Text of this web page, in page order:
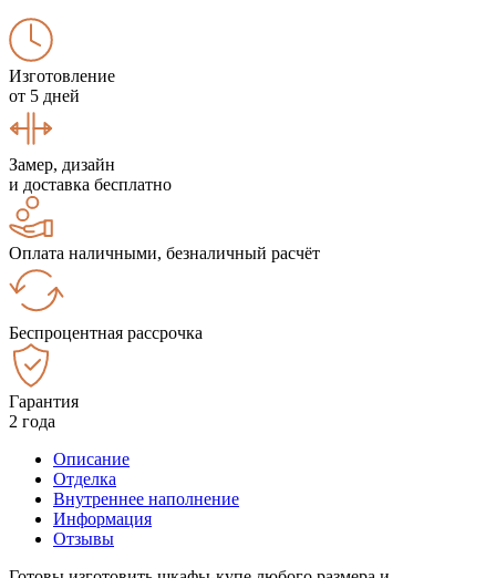
Изготовление
от 5 дней
Замер, дизайн
и доставка бесплатно
Оплата наличными, безналичный расчёт
Беспроцентная рассрочка
Гарантия
2 года
Описание
Отделка
Внутреннее наполнение
Информация
Отзывы